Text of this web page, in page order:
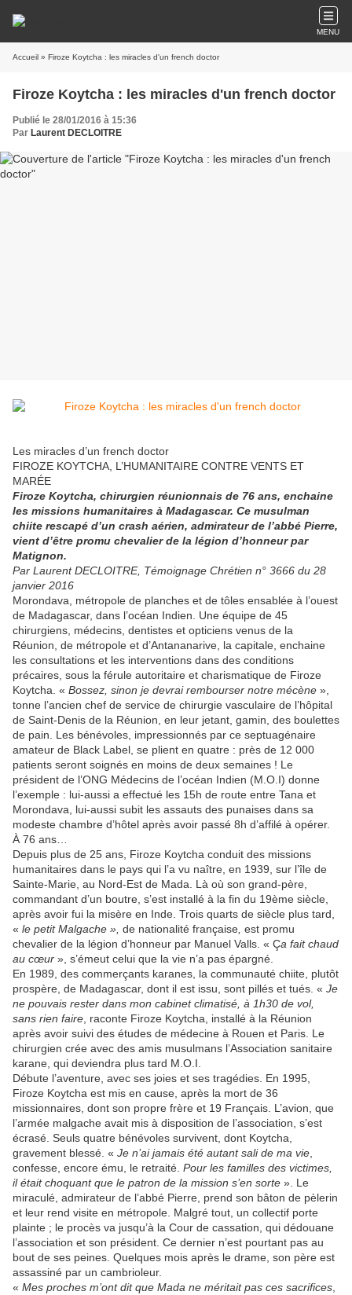
MENU
Accueil » Firoze Koytcha : les miracles d'un french doctor
Firoze Koytcha : les miracles d'un french doctor
Publié le 28/01/2016 à 15:36
Par Laurent DECLOITRE
Les miracles d’un french doctor
FIROZE KOYTCHA, L’HUMANITAIRE CONTRE VENTS ET
MARÉE
Firoze Koytcha, chirurgien réunionnais de 76 ans, enchaine
les missions humanitaires à Madagascar. Ce musulman
chiite rescapé d’un crash aérien, admirateur de l’abbé Pierre,
vient d’être promu chevalier de la légion d’honneur par
Matignon.
Par Laurent DECLOITRE, Témoignage Chrétien n° 3666 du 28
janvier 2016
Morondava, métropole de planches et de tôles ensablée à l’ouest
de Madagascar, dans l’océan Indien. Une équipe de 45
chirurgiens, médecins, dentistes et opticiens venus de la
Réunion, de métropole et d’Antananarive, la capitale, enchaine
les consultations et les interventions dans des conditions
précaires, sous la férule autoritaire et charismatique de Firoze
Koytcha. « Bossez, sinon je devrai rembourser notre mécène »,
tonne l’ancien chef de service de chirurgie vasculaire de l’hôpital
de Saint-Denis de la Réunion, en leur jetant, gamin, des boulettes
de pain. Les bénévoles, impressionnés par ce septuagénaire
amateur de Black Label, se plient en quatre : près de 12 000
patients seront soignés en moins de deux semaines ! Le
président de l’ONG Médecins de l’océan Indien (M.O.I) donne
l’exemple : lui-aussi a effectué les 15h de route entre Tana et
Morondava, lui-aussi subit les assauts des punaises dans sa
modeste chambre d’hôtel après avoir passé 8h d’affilé à opérer.
À 76 ans…
Depuis plus de 25 ans, Firoze Koytcha conduit des missions
humanitaires dans le pays qui l’a vu naître, en 1939, sur l’île de
Sainte-Marie, au Nord-Est de Mada. Là où son grand-père,
commandant d’un boutre, s’est installé à la fin du 19ème siècle,
après avoir fui la misère en Inde. Trois quarts de siècle plus tard,
« le petit Malgache », de nationalité française est promu
chevalier de la légion d’honneur par Manuel Valls. « Ça fait chaud
au cœur », s’émeut celui que la vie n’a pas épargné.
En 1989, des commerçants karanes, la communauté chiite, plutôt
prospère, de Madagascar, dont il est issu, sont pillés et tués. « Je
ne pouvais rester dans mon cabinet climatisé, à 1h30 de vol,
sans rien faire , raconte Firoze Koytcha, installé à la Réunion
après avoir suivi des études de médecine à Rouen et Paris. Le
chirurgien crée avec des amis musulmans l’Association sanitaire
karane, qui deviendra plus tard M.O.I.
Débute l’aventure, avec ses joies et ses tragédies. En 1995,
Firoze Koytcha est mis en cause, après la mort de 36
missionnaires, dont son propre frère et 19 Français. L’avion, que
l’armée malgache avait mis à disposition de l’association, s’est
écrasé. Seuls quatre bénévoles survivent, dont Koytcha,
gravement blessé. « Je n’ai jamais été autant sali de ma vie
confesse, encore ému, le retraité. Pour les familles des victimes,
il était choquant que le patron de la mission s’en sorte ». Le
miraculé, admirateur de l’abbé Pierre, prend son bâton de pèlerin
et leur rend visite en métropole. Malgré tout, un collectif porte
plainte ; le procès va jusqu’à la Cour de cassation, qui dédouane
l’association et son président. Ce dernier n’est pourtant pas au
bout de ses peines. Quelques mois après le drame, son père est
assassiné par un cambrioleur.
« Mes proches m’ont dit que Mada ne méritait pas ces sacrifices